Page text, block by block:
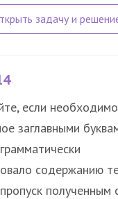
если
заглавными
содержанию
полученным